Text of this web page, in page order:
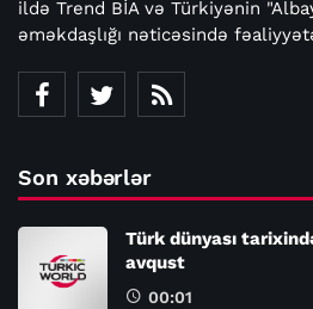
ildə Trend BİA və Türkiyənin
əməkdaşlığı nəticəsində
Son xəbərlər
Türk dünyası
avqust
00:01